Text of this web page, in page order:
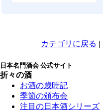
カテゴリに戻る |
日本名門酒会 公式サイト
折々の酒
お酒の歳時記
季節の頒布会
注目の日本酒シリーズ